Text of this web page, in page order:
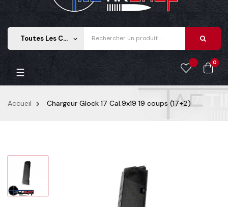
Toutes Les Catégories keyboard_arrow_down
0
Basculer la navigation
☰
Accueil Chargeur Glock 17 Cal.9x19 19 coups (17+2)